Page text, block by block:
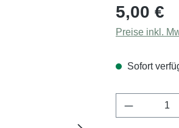
Regulärer
5,00 €
Preise inkl.
Sofort
Produkt